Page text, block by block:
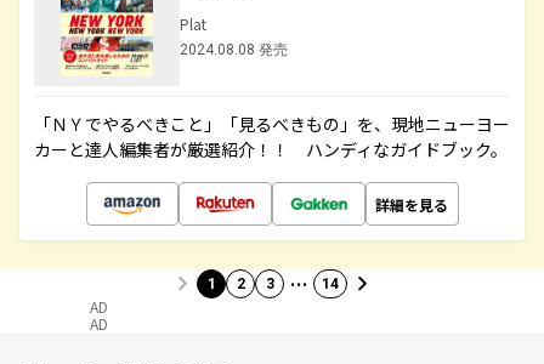
Plat
2024.08.08 発売
「ＮＹでやるべきこと」「見るべきもの」を、現地ニューヨー
カーと達人編集者が厳選紹介！！ ハンディなガイドブック。
詳細を見る
1 2 3 … 14
AD
AD